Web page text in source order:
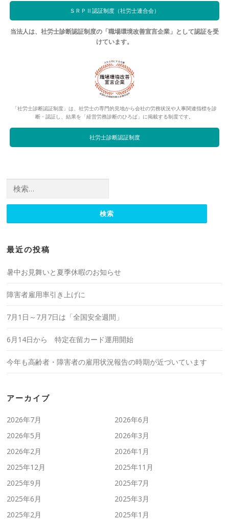
ＳＲＰⅡ認証制度（社労士連合会）
当法人は、社労士診断認証制度の「職場環境改善宣言企業」として認証を受
けています。
「社労士診断認証制度」は、社労士の専門的見地から会社の労務状況や人事関連指標を診
断・認証し、結果を「経営労務診断のひろば」に掲載する制度です。
社労士診断認証制度
検索:
最近の投稿
暑中お見舞いと夏季休暇のお知らせ
障害者雇用率引き上げに
7月1日～7月7日は「全国安全週間」
6月14日から 特定在留カード運用開始
今年も高齢者・障害者の雇用状況報告の時期が近づいています
アーカイブ
2026年7月
2026年6月
2026年5月
2026年3月
2026年2月
2026年1月
2025年12月
2025年11月
2025年9月
2025年7月
2025年6月
2025年3月
2025年2月
2025年1月